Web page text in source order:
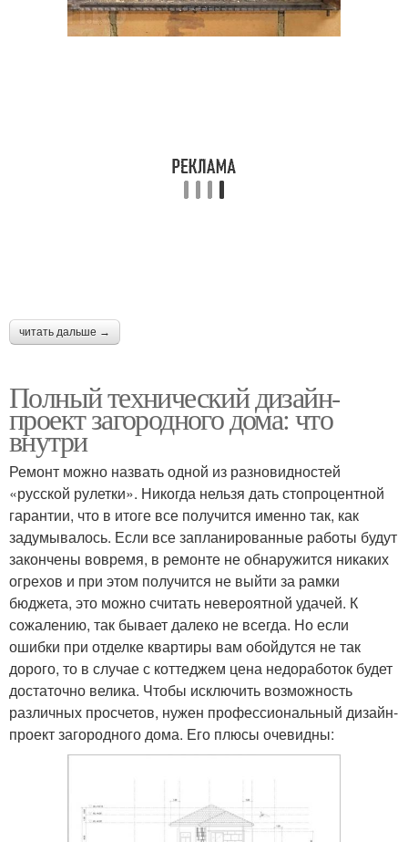
читать дальше →
Полный технический дизайн-
проект загородного дома: что
внутри
Ремонт можно назвать одной из разновидностей
«русской рулетки». Никогда нельзя дать стопроцентной
гарантии, что в итоге все получится именно так, как
задумывалось. Если все запланированные работы будут
закончены вовремя, в ремонте не обнаружится никаких
огрехов и при этом получится не выйти за рамки
бюджета, это можно считать невероятной удачей. К
сожалению, так бывает далеко не всегда. Но если
ошибки при отделке квартиры вам обойдутся не так
дорого, то в случае с коттеджем цена недоработок будет
достаточно велика. Чтобы исключить возможность
различных просчетов, нужен профессиональный дизайн-
проект загородного дома. Его плюсы очевидны: